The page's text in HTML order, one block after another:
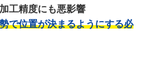
加工精度にも悪影響
で位置が決まるようにする必